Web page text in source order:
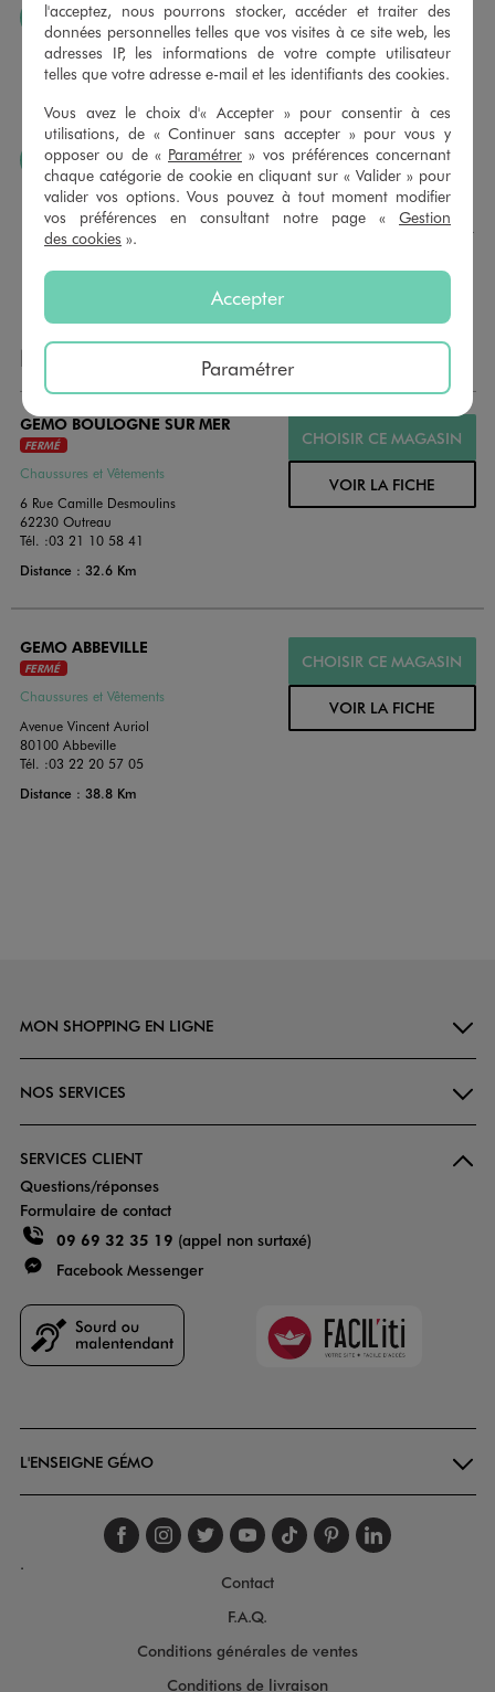
JE PEUX FAIRE RETOUCHER MES ARTICLES
Ourlets, ceintures… vous avez la possibilité de faire
retoucher vos articles textiles dans nos magasins. Les tarifs
conditions en magasins.
J’AIME FAIRE PLAISIR
Nous vous proposons des cartes cadeaux GÉMO d’un
montant au choix entre 10€ et 150€. Les cartes cadeau
GÉMO sont valables 1 an, utilisables en plusieurs fois, pour
dans de jolies enveloppes pour toutes les occasions.
NOS AUTRES MAGASINS
GEMO BOULOGNE SUR MER
FERMÉ
Chaussures et Vêtements
6 Rue Camille Desmoulins
62230 Outreau
Tél. :03 21 10 58 41
Distance : 32.6 Km
CHOISIR CE MAGASIN
VOIR LA FICHE
GEMO ABBEVILLE
FERMÉ
Chaussures et Vêtements
Avenue Vincent Auriol
80100 Abbeville
Tél. :03 22 20 57 05
Distance : 38.8 Km
CHOISIR CE MAGASIN
VOIR LA FICHE
MON SHOPPING EN LIGNE
NOS SERVICES
SERVICES CLIENT
Questions/réponses
Formulaire de contact
09 69 32 35 19 (appel non surtaxé)
Facebook Messenger
Faciliti
L'ENSEIGNE GÉMO
Suivez-nous sur
Suivez-nous sur
Suivez-nous sur
Suivez-nous
Suivez-nous
Suivez-
.
Contact
F.A.Q.
Conditions générales de ventes
Conditions de livraison
l'acceptez, nous pourrons stocker, accéder et traiter des
données personnelles telles que vos visites à ce site web, les
adresses IP, les informations de votre compte utilisateur
telles que votre adresse e-mail et les identifiants des cookies.
Vous avez le choix d'« Accepter » pour consentir à ces
utilisations, de « Continuer sans accepter » pour vous y
opposer ou de « Paramétrer » vos préférences concernant
chaque catégorie de cookie en cliquant sur « Valider » pour
valider vos options. Vous pouvez à tout moment modifier
vos préférences en consultant notre page « Gestion
des cookies ».
Accepter
Paramétrer